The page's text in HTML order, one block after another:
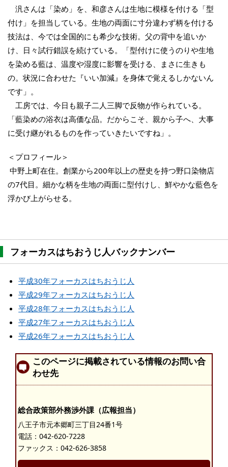
汎さんは「染め」を、和彦さんは生地に模様を付ける「型
付け」を担当している。生地の両面に寸分違わず柄を付ける
技法は、今では全国的にも希少な技術。父の背中を追いか
け、日々試行錯誤を続けている。「型付けに使うのりや生地
を染める藍は、温度や湿度に影響を受ける、まさに生きも
の。状況に合わせた『いい加減』を身体で覚えるしかないん
です」。
工房では、今日も親子二人三脚で反物が作られている。
「藍染めの浴衣は高価な品。だからこそ、親から子へ、大事
に受け継がれるものを作っていきたいですね」。
＜プロフィール＞
中野上町在住。創業から200年以上の歴史を持つ野口染物店
の7代目。細かな柄を生地の両面に型付けし、鮮やかな藍色を
浮かび上がらせる。
フォーカスはちおうじ人バックナンバー
平成30年フォーカスはちおうじ人
平成29年フォーカスはちおうじ人
平成28年フォーカスはちおうじ人
平成27年フォーカスはちおうじ人
平成26年フォーカスはちおうじ人
このページに掲載されている情報のお問い合
わせ先
総合政策部外務渉外課（広報担当）
八王子市元本郷町三丁目24番1号
電話： 042-620-7228
ファックス：042-626-3858